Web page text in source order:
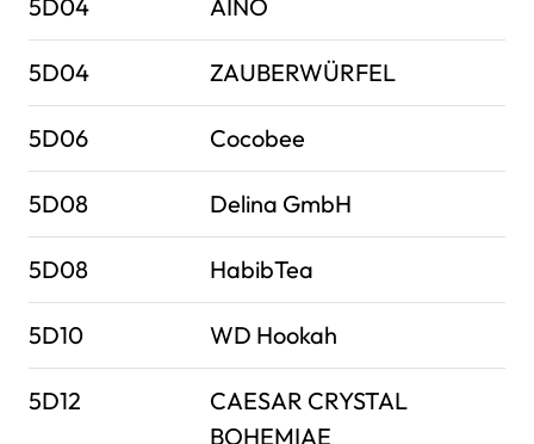
5D04 AINO
5D04 ZAUBERWÜRFEL
5D06 Cocobee
5D08 Delina GmbH
5D08 HabibTea
5D10 WD Hookah
5D12
CAESAR CRYSTAL
BOHEMIAE